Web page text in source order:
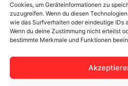
Cookies, um Geräteinformationen zu
zuzugreifen. Wenn du diesen
wie das Surfverhalten oder eindeutige IDs
Wenn du deine Zustimmung nicht erteilst
bestimmte Merkmale und Funktionen